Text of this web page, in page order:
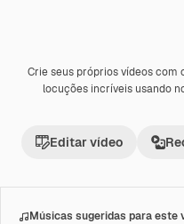
Premium
Crie seus próprios vídeos com
locuções incríveis usando
Editar vídeo
Músicas sugeridas para este